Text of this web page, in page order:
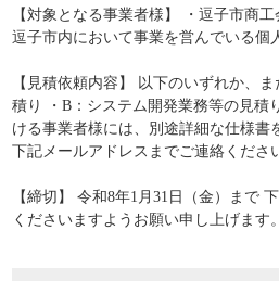
【対象となる事業者様】 ・逗子市商
逗子市内において事業を営んでいる個
【見積依頼内容】 以下のいずれか、
積り ・B：システム開発業務等の見
ける事業者様には、別途詳細な仕様書
下記メールアドレスまでご連絡くださ
【締切】 令和8年1月31日（金）まで
くださいますようお願い申し上げます